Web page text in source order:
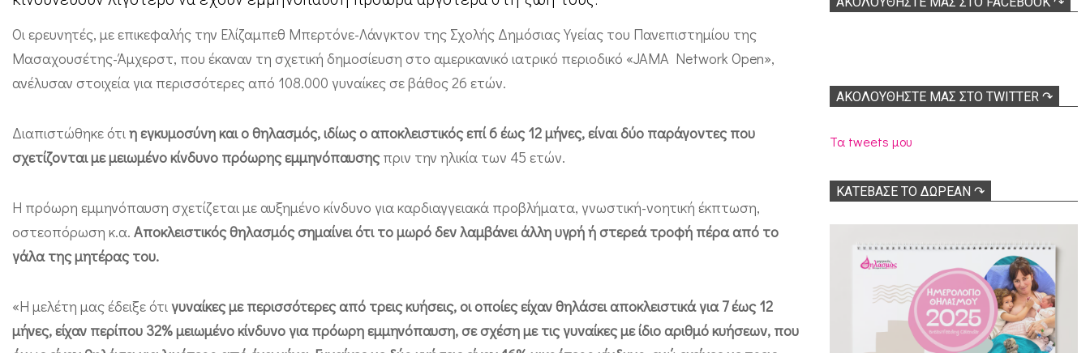
ι
η
λ
σ
μ
ό
μ
ε
Οι ερευνητές, με επικεφαλής την Ελίζαμπεθ Μπερτόνε-Λάνγκτον της Σχολής Δημόσιας Υγείας του Πανεπιστημίου της
Μασαχουσέτης-Άμχερστ, που έκαναν τη σχετική δημοσίευση στο αμερικανικό ιατρικό περιοδικό «JAMA Network Open»,
ανέλυσαν στοιχεία για περισσότερες από 108.000 γυναίκες σε βάθος 26 ετών.
Διαπιστώθηκε ότιη εγκυμοσύνη και ο θηλασμός, ιδίως ο αποκλειστικός επί 6 έως 12 μήνες, είναι δύο παράγοντες που
σχετίζονται με μειωμένο κίνδυνο πρόωρης εμμηνόπαυσηςπριν την ηλικία των 45 ετών.
Η πρόωρη εμμηνόπαυση σχετίζεται με αυξημένο κίνδυνο για καρδιαγγειακά προβλήματα, γνωστική-νοητική έκπτωση,
οστεοπόρωση κ.α. Αποκλειστικός θηλασμός σημαίνει ότι το μωρό δεν λαμβάνει άλλη υγρή ή στερεά τροφή πέρα από το
γάλα της μητέρας του.
«Η μελέτη μας έδειξε ότιγυναίκες με περισσότερες από τρεις κυήσεις, οι οποίες είχαν θηλάσει αποκλειστικά για 7 έως 12
μήνες, είχαν περίπου 32% μειωμένο κίνδυνο για πρόωρη εμμηνόπαυση, σε σχέση με τις γυναίκες με ίδιο αριθμό κυήσεων, που
ΑΚΟΛΟΥΘΉΣΤΕ ΜΑΣ ΣΤΟ TWITTER ↷
Τα tweets μου
ΚΑΤΕΒΑΣΕ ΤΟ ΔΩΡΕΑΝ ↷